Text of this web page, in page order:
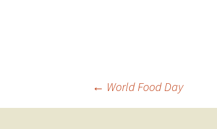
Navegación
← World Food Day